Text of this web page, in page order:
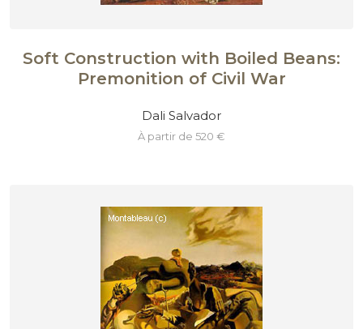
Soft Construction with Boiled Beans:
Premonition of Civil War
Dali Salvador
à partir de 520 €